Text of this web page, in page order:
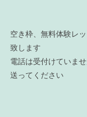
空き枠、無料体験レ
致します
電話は受付けていま
送ってください